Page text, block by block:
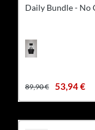
Daily Bundle - No
89,90 € 53,94 €